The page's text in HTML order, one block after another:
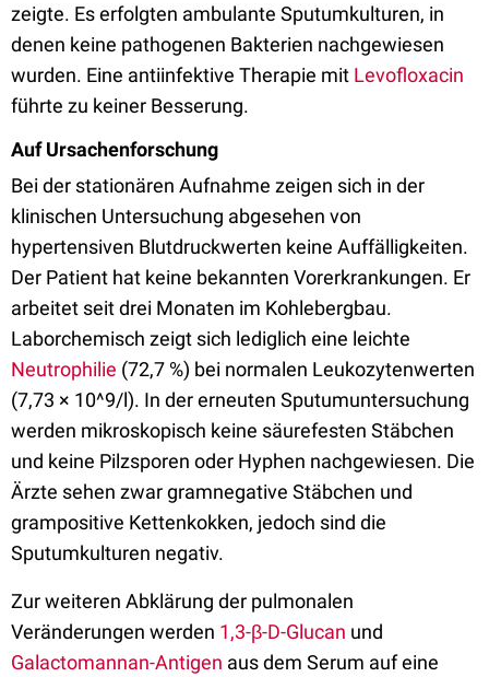
zeigte. Es erfolgten ambulante Sputumkulturen, in
denen keine pathogenen Bakterien nachgewiesen
wurden. Eine antiinfektive Therapie mit Levofloxacin
führte zu keiner Besserung.
Auf Ursachenforschung
Bei der stationären Aufnahme zeigen sich in der
klinischen Untersuchung abgesehen von
hypertensiven Blutdruckwerten keine Auffälligkeiten.
Der Patient hat keine bekannten Vorerkrankungen. Er
arbeitet seit drei Monaten im Kohlebergbau.
Laborchemisch zeigt sich lediglich eine leichte
Neutrophilie (72,7 %) bei normalen Leukozytenwerten
(7,73 × 10^9/l). In der erneuten Sputumuntersuchung
werden mikroskopisch keine säurefesten Stäbchen
und keine Pilzsporen oder Hyphen nachgewiesen. Die
Ärzte sehen zwar gramnegative Stäbchen und
grampositive Kettenkokken, jedoch sind die
Sputumkulturen negativ.
Zur weiteren Abklärung der pulmonalen
Veränderungen werden 1,3-β-D-Glucan und
Galactomannan-Antigen aus dem Serum auf eine